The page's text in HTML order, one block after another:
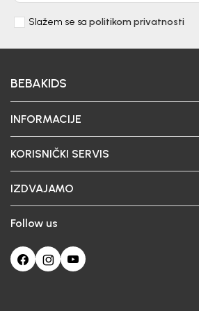
Slažem se sa politikom privatnosti
BEBAKIDS
INFORMACIJE
KORISNIČKI SERVIS
IZDVAJAMO
Follow us